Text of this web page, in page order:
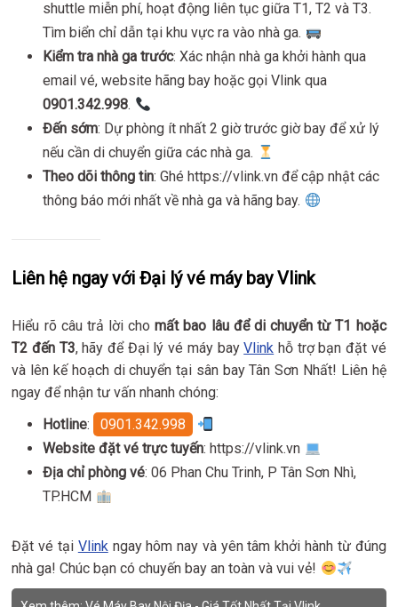
shuttle miễn phí, hoạt động liên tục giữa T1, T2 và T3.
Tìm biển chỉ dẫn tại khu vực ra vào nhà ga.
Kiểm tra nhà ga trước: Xác nhận nhà ga khởi hành qua
email vé, website hãng bay hoặc gọi Vlink qua
0901.342.998.
Đến sớm: Dự phòng ít nhất 2 giờ trước giờ bay để xử lý
nếu cần di chuyển giữa các nhà ga.
Theo dõi thông tin: Ghé https://vlink.vn để cập nhật các
thông báo mới nhất về nhà ga và hãng bay.
Liên hệ ngay với Đại lý vé máy bay Vlink
Hiểu rõ câu trả lời chomất bao lâu để di chuyển từ T1 hoặc
T2 đến T3, hãy để Đại lý vé máy bayVlink hỗ trợ bạn đặt vé
và lên kế hoạch di chuyển tại sân bay Tân Sơn Nhất! Liên hệ
ngay để nhận tư vấn nhanh chóng:
Hotline:
0901.342.998
Website đặt vé trực tuyến: https://vlink.vn
Địa chỉ phòng vé: 06 Phan Chu Trinh, P Tân Sơn Nhì,
TP.HCM
Đặt vé tại Vlinkngay hôm nay và yên tâm khởi hành từ đúng
nhà ga! Chúc bạn có chuyến bay an toàn và vui vẻ!